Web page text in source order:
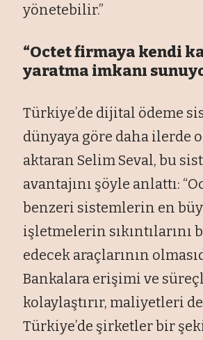
yönetebilir.”
“Octet firmaya kendi
yaratma imkanı
Türkiye’de dijital ödeme
dünyaya göre daha ilerde
aktaran Selim Seval, bu
avantajını şöyle anlattı:
benzeri sistemlerin en
işletmelerin sıkıntılarını
edecek araçlarının
Bankalara erişimi ve
kolaylaştırır, maliyetleri de
Türkiye’de şirketler bir